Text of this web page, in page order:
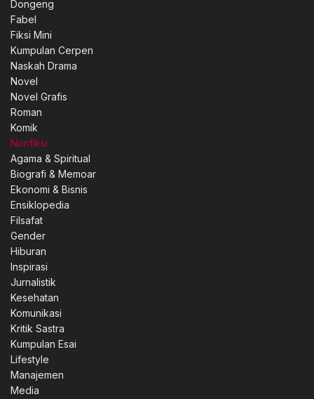
Dongeng
Fabel
Fiksi Mini
Kumpulan Cerpen
Naskah Drama
Novel
Novel Grafis
Roman
Komik
Nonfiksi
Agama & Spiritual
Biografi & Memoar
Ekonomi & Bisnis
Ensiklopedia
Filsafat
Gender
Hiburan
Inspirasi
Jurnalistik
Kesehatan
Komunikasi
Kritik Sastra
Kumpulan Esai
Lifestyle
Manajemen
Media